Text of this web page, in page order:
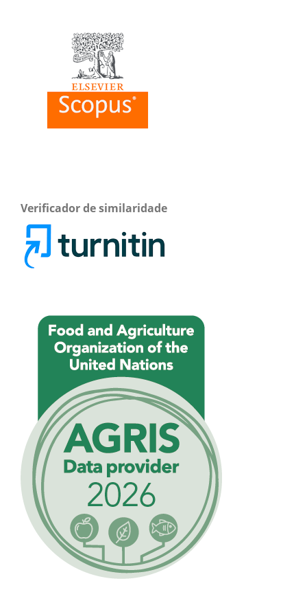
Verificador de similaridade